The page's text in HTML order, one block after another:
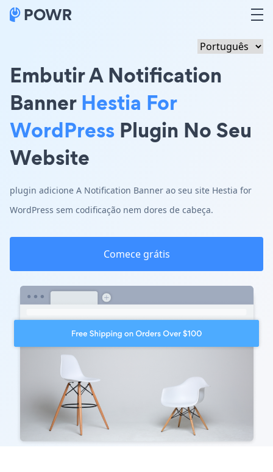
Embutir A Notification
BannerHestia For
WordPress Plugin No Seu
Website
plugin adicione A Notification Banner ao seu site Hestia for
WordPress sem codificação nem dores de cabeça.
Comece grátis